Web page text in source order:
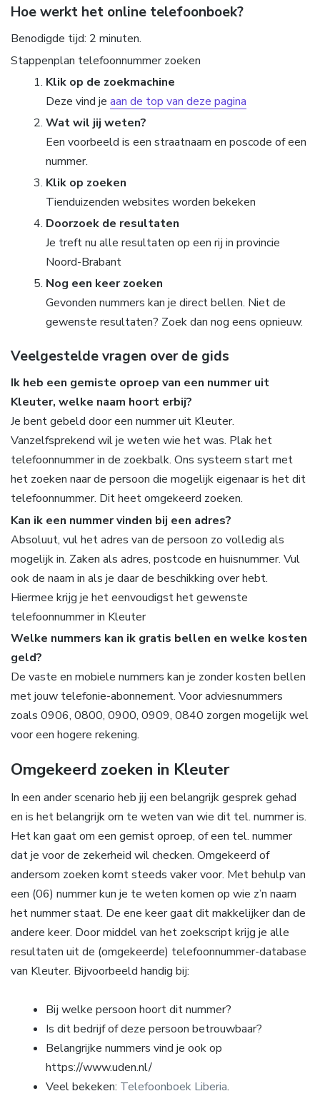
Hoe werkt het online telefoonboek?
Benodigde tijd: 2 minuten.
Stappenplan telefoonnummer zoeken
Klik op de zoekmachine
Deze vind je aan de top van deze pagina
Wat wil jij weten?
Een voorbeeld is een straatnaam en poscode of een
nummer.
Klik op zoeken
Tienduizenden websites worden bekeken
Doorzoek de resultaten
Je treft nu alle resultaten op een rij in provincie
Noord-Brabant
Nog een keer zoeken
Gevonden nummers kan je direct bellen. Niet de
gewenste resultaten? Zoek dan nog eens opnieuw.
Veelgestelde vragen over de gids
Ik heb een gemiste oproep van een nummer uit
Kleuter, welke naam hoort erbij?
Je bent gebeld door een nummer uit Kleuter.
Vanzelfsprekend wil je weten wie het was. Plak het
telefoonnummer in de zoekbalk. Ons systeem start met
het zoeken naar de persoon die mogelijk eigenaar is het dit
telefoonnummer. Dit heet omgekeerd zoeken.
Kan ik een nummer vinden bij een adres?
Absoluut, vul het adres van de persoon zo volledig als
mogelijk in. Zaken als adres, postcode en huisnummer. Vul
ook de naam in als je daar de beschikking over hebt.
Hiermee krijg je het eenvoudigst het gewenste
telefoonnummer in Kleuter
Welke nummers kan ik gratis bellen en welke kosten
geld?
De vaste en mobiele nummers kan je zonder kosten bellen
met jouw telefonie-abonnement. Voor adviesnummers
zoals 0906, 0800, 0900, 0909, 0840 zorgen mogelijk wel
voor een hogere rekening.
Omgekeerd zoeken in Kleuter
In een ander scenario heb jij een belangrijk gesprek gehad
en is het belangrijk om te weten van wie dit tel. nummer is.
Het kan gaat om een gemist oproep, of een tel. nummer
dat je voor de zekerheid wil checken. Omgekeerd of
andersom zoeken komt steeds vaker voor. Met behulp van
een (06) nummer kun je te weten komen op wie z’n naam
het nummer staat. De ene keer gaat dit makkelijker dan de
andere keer. Door middel van het zoekscript krijg je alle
resultaten uit de (omgekeerde) telefoonnummer-database
van Kleuter. Bijvoorbeeld handig bij:
Bij welke persoon hoort dit nummer?
Is dit bedrijf of deze persoon betrouwbaar?
Belangrijke nummers vind je ook op
https://www.uden.nl/
Veel bekeken: Telefoonboek Liberia.